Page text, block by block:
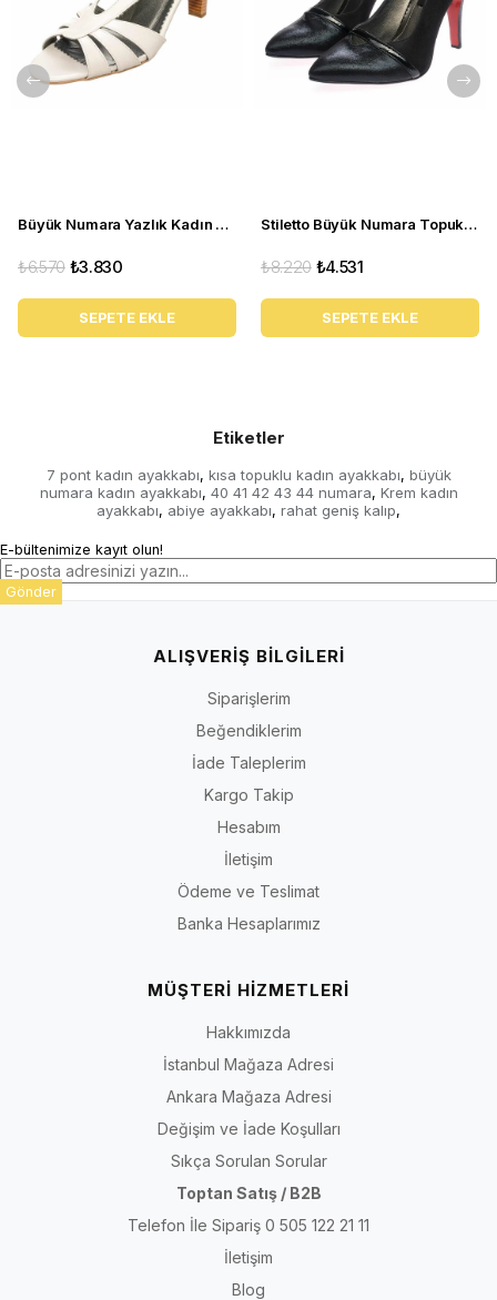
Büyük Numara Yazlık Kadın Stiletto DRL3042 Beyaz
₺3.830
₺6.570
SEPETE EKLE
Stiletto Büyük Numara Topuklu Abiye Kadın Ayakkabı 190333 Siyah
₺4.531
₺8.220
SEPETE EKLE
Etiketler
7 pont kadın ayakkabı, kısa topuklu kadın ayakkabı, büyük
numara kadın ayakkabı, 40 41 42 43 44 numara, Krem kadın
ayakkabı, abiye ayakkabı, rahat geniş kalıp,
E-bültenimize kayıt olun!
Gönder
ALIŞVERİŞ BİLGİLERİ
Siparişlerim
Beğendiklerim
İade Taleplerim
Kargo Takip
Hesabım
İletişim
Ödeme ve Teslimat
Banka Hesaplarımız
MÜŞTERİ HİZMETLERİ
Hakkımızda
İstanbul Mağaza Adresi
Ankara Mağaza Adresi
Değişim ve İade Koşulları
Sıkça Sorulan Sorular
Toptan Satış / B2B
Telefon İle Sipariş 0 505 122 21 11
İletişim
Blog